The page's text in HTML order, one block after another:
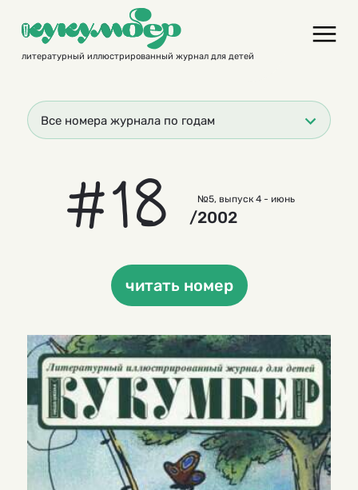
contentлитературный иллюстрированный журнал для детей
Все номера журнала по годам
#18 №5, выпуск 4 - июнь
/2002
читать номер